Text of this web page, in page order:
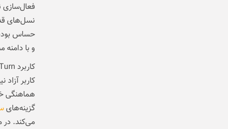
فعال‌سازی
و با
کاربر
گزینه‌های